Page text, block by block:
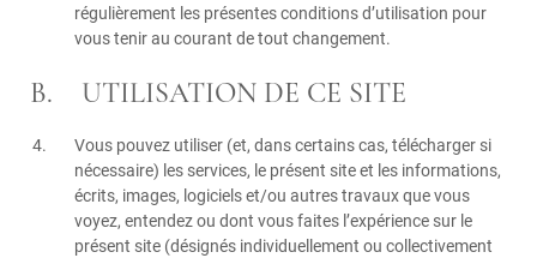
régulièrement les présentes conditions d’utilisation pour
vous tenir au courant de tout changement.
B. UTILISATION DE CE SITE
Vous pouvez utiliser (et, dans certains cas, télécharger si
nécessaire) les services, le présent site et les informations,
écrits, images, logiciels et/ou autres travaux que vous
voyez, entendez ou dont vous faites l’expérience sur le
présent site (désignés individuellement ou collectivement